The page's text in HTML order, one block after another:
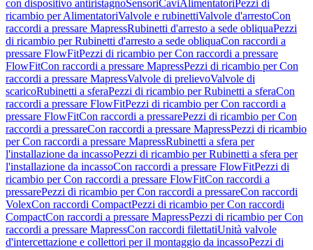
con dispositivo antiristagnoSensoriCaviAlimentatori Pezzi di
ricambio per AlimentatoriValvole e rubinettiValvole d'arrestoCon
raccordi a pressare MapressRubinetti d'arresto a sede obliquaPezzi
di ricambio per Rubinetti d'arresto a sede obliquaCon raccordi a
pressare FlowFitPezzi di ricambio per Con raccordi a pressare
FlowFitCon raccordi a pressare MapressPezzi di ricambio per Con
raccordi a pressare MapressValvole di prelievoValvole di
scaricoRubinetti a sferaPezzi di ricambio per Rubinetti a sferaCon
raccordi a pressare FlowFitPezzi di ricambio per Con raccordi a
pressare FlowFitCon raccordi a pressarePezzi di ricambio per Con
raccordi a pressareCon raccordi a pressare MapressPezzi di ricambio
per Con raccordi a pressare MapressRubinetti a sfera per
l'installazione da incassoPezzi di ricambio per Rubinetti a sfera per
l'installazione da incassoCon raccordi a pressare FlowFitPezzi di
ricambio per Con raccordi a pressare FlowFitCon raccordi a
pressarePezzi di ricambio per Con raccordi a pressareCon raccordi
VolexCon raccordi CompactPezzi di ricambio per Con raccordi
CompactCon raccordi a pressare MapressPezzi di ricambio per Con
raccordi a pressare MapressCon raccordi filettatiUnità valvole
d'intercettazione e collettori per il montaggio da incassoPezzi di